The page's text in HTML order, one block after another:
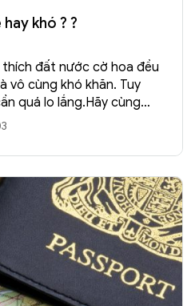
khó ? ?
thích đất nước cờ hoa đều
vô cùng khó khăn. Tuy
quá lo lắng.Hãy cùng
nghiệm, chắc chắn các
Hồ Sơ bạn phải chuẩn bị